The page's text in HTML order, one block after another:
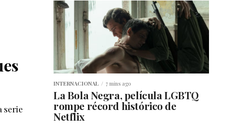
serie
INTERNACIONAL 7 mins ago
La Bola Negra, película LGBTQ
rompe récord histórico de
Netflix